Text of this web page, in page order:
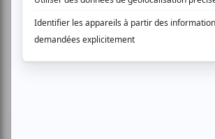
Plusieurs offres promo